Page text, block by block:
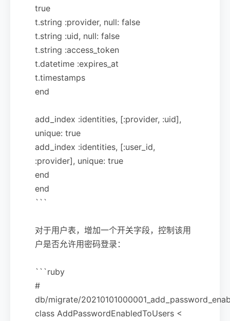
true
t.string :provider, null: false
t.string :uid, null: false
t.string :access_token
t.datetime :expires_at
t.timestamps
end
add_index :identities, [:provider, :uid],
unique: true
add_index :identities, [:user_id,
:provider], unique: true
end
end
```
对于用户表，增加一个开关字段，控制该用
户是否允许用密码登录：
```ruby
#
db/migrate/
class AddPasswordEnabledToUsers <